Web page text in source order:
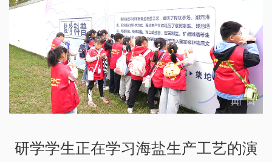
研学学生正在学习海盐生产工艺的演